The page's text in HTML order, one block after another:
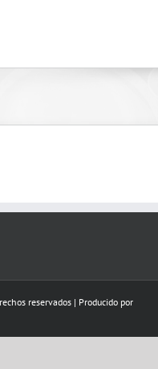
reservados | Producido por